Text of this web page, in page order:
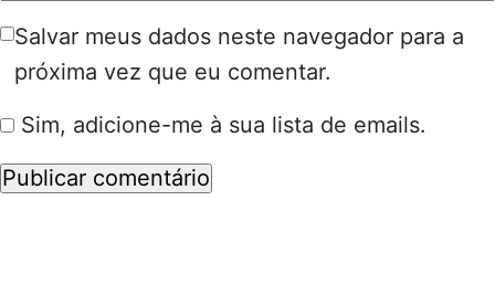
Salvar meus dados neste navegador para a
próxima vez que eu comentar.
Sim, adicione-me à sua lista de emails.